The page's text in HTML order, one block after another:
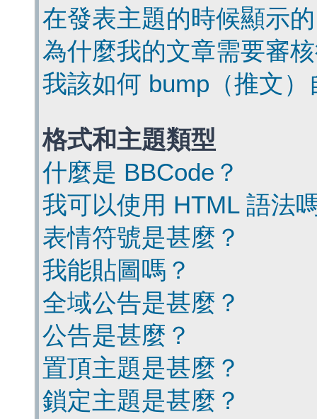
在發表主題的時候顯示
為什麼我的文章需要審
我該如何 bump（推文
格式和主題類型
什麼是 BBCode？
我可以使用 HTML 語法
表情符號是甚麼？
我能貼圖嗎？
全域公告是甚麼？
公告是甚麼？
置頂主題是甚麼？
鎖定主題是甚麼？